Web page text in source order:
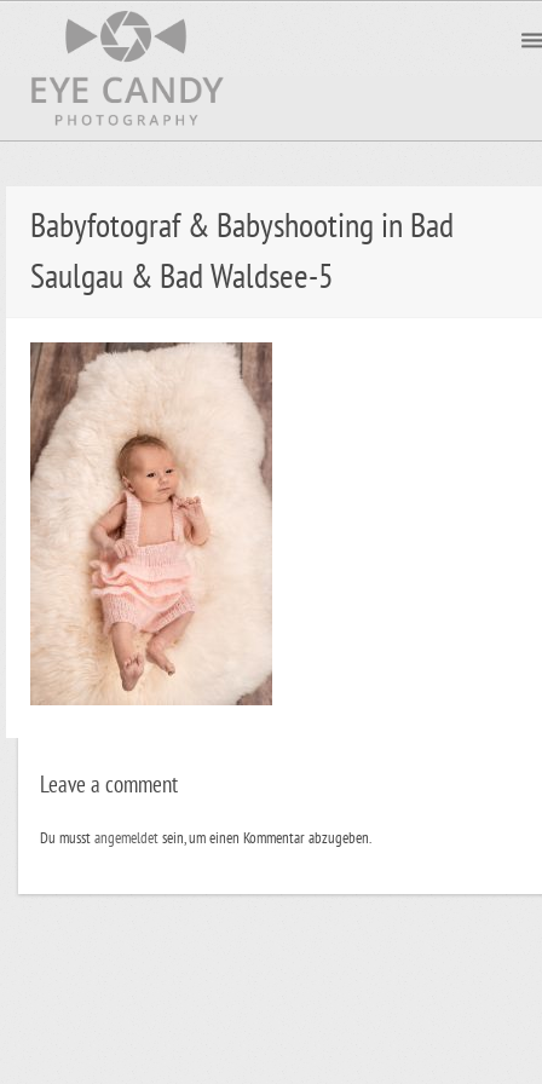
Babyfotograf & Babyshooting in Bad
Saulgau & Bad Waldsee-5
Leave a comment
Du musstangemeldetsein, um einen Kommentar abzugeben.